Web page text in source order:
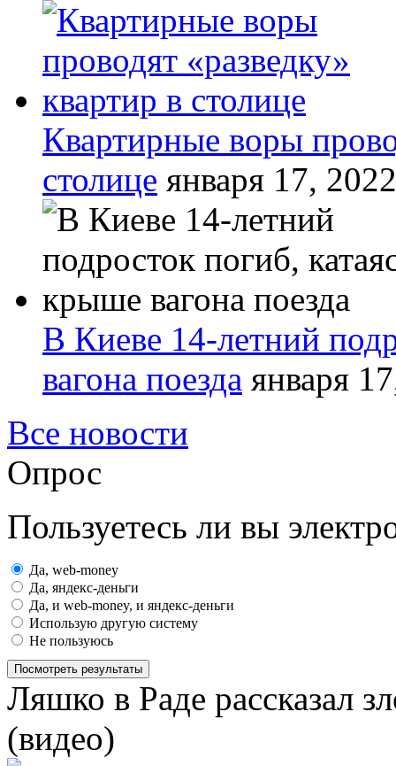
Квартирные воры
столице января 17, 2022
В Киеве 14-летний
вагона поезда января
Все новости
Опрос
Пользуетесь ли вы
Да, web-money
Да, яндекс-деньги
Да, и web-money, и яндекс-деньги
Использую другую систему
Не пользуюсь
Посмотреть результаты
Ляшко в Раде рассказал
(видео)